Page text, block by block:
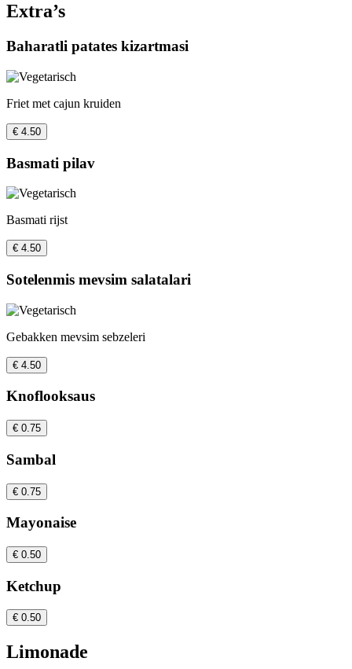
Extra’s
Baharatli patates kizartmasi
Friet met cajun kruiden
€ 4.50
Basmati pilav
Basmati rijst
€ 4.50
Sotelenmis mevsim salatalari
Gebakken mevsim sebzeleri
€ 4.50
Knoflooksaus
€ 0.75
Sambal
€ 0.75
Mayonaise
€ 0.50
Ketchup
€ 0.50
Limonade